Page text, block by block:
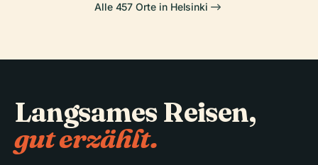
Alle 457 Orte in Helsinki
Langsames Reisen,
gut erzählt.